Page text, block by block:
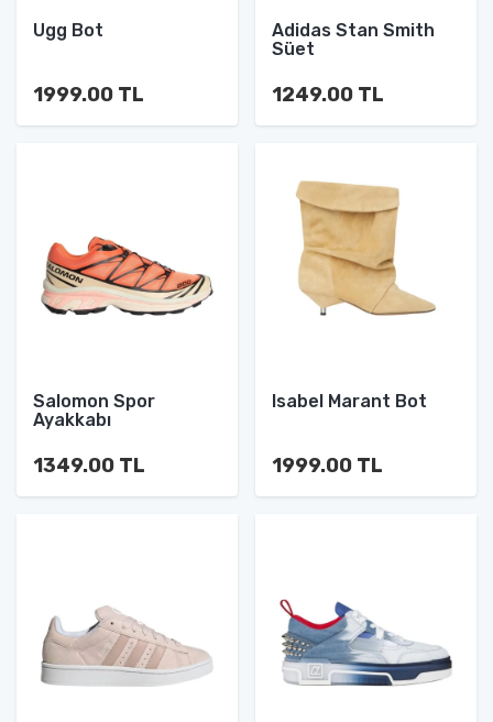
Ugg Bot
1999.00 TL
Adidas Stan Smith
Süet
1249.00 TL
Salomon Spor
Ayakkabı
1349.00 TL
Isabel Marant Bot
1999.00 TL